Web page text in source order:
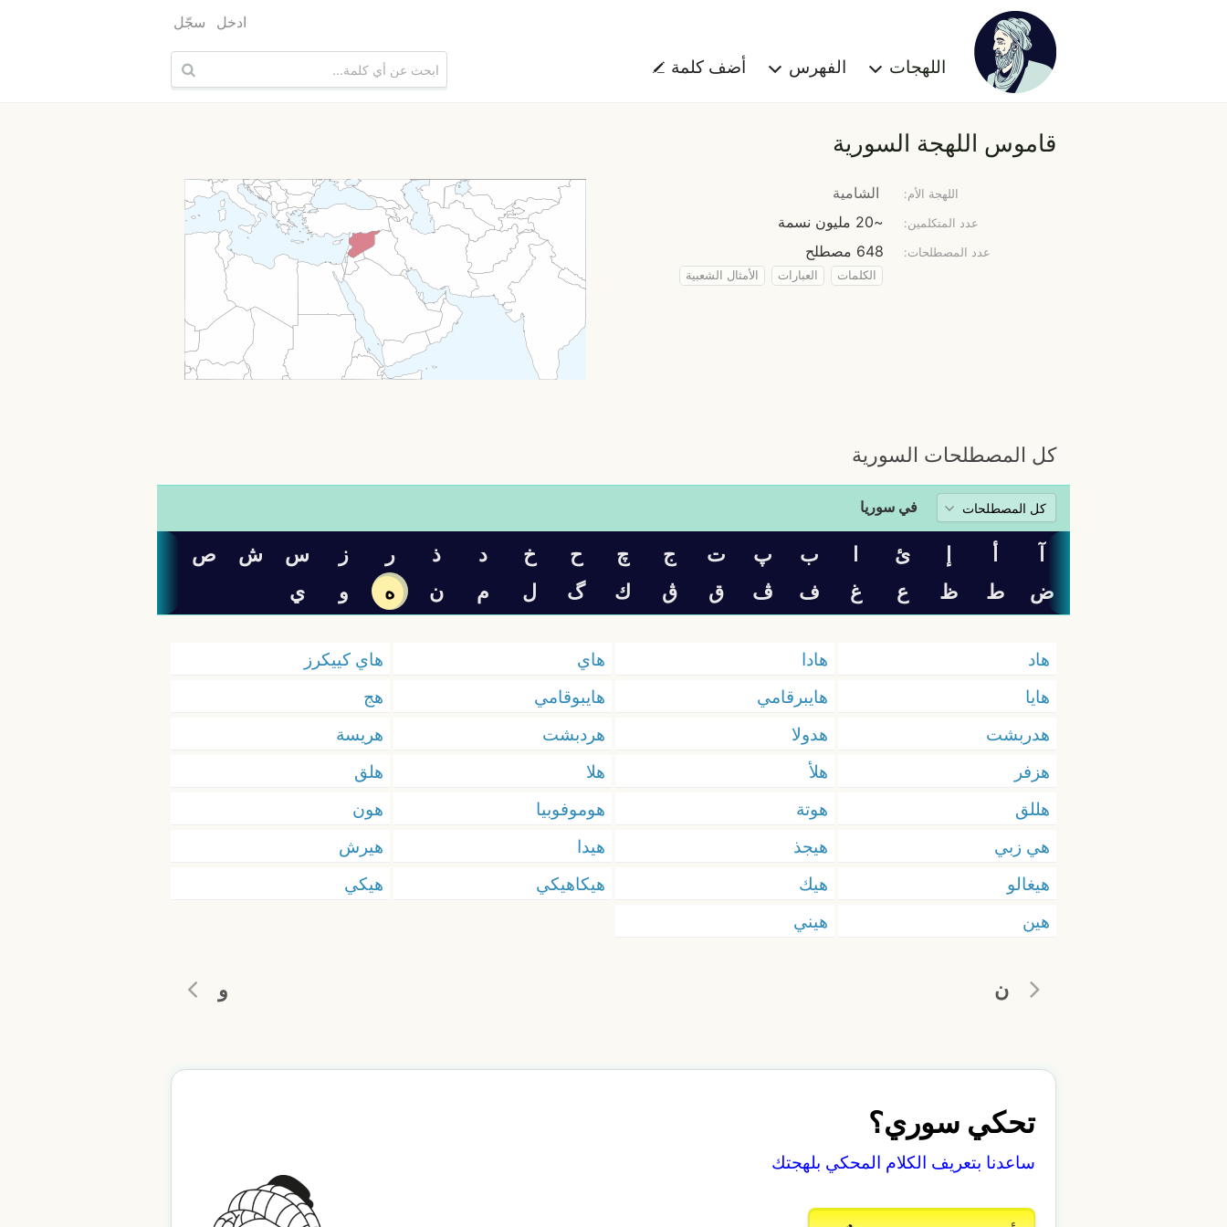
اللهجات الفهرس أضف كلمة
ادخل سجّل
قاموس اللهجة السورية
اللهجة الأم: الشامية
عدد المتكلمين: ~20 مليون نسمة
عدد المصطلحات: 648 مصطلح
الكلمات العبارات الأمثال الشعبية
كل المصطلحات السورية
في سوريا
آ أ إ ئ ا ب پ ت ج چ ح خ د ذ ر ز س ش
ص
ض
ط ظ ع غ ف ڤ ق ڨ ك گ ل م ن ه و ي
هاد هادا هاي
هاي كييكرز
هايا
هايبرقامي هايبوقامي
هج
هدربشت
هدولا هردبشت
هريسة
هزفر
هلأ هلا
هلق
هللق
هوتة هوموفوبيا
هون
هي زبي
هيجذ هيدا
هيرش
هيغالو
هيك هيكاهيكي
هيكي
هين
هيني
ن و
تحكي سوري؟
ساعدنا بتعريف الكلام المحكي بلهجتك